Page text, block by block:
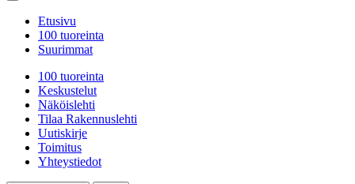
Etusivu
100 tuoreinta
Suurimmat
100 tuoreinta
Keskustelut
Näköislehti
Tilaa Rakennuslehti
Uutiskirje
Toimitus
Yhteystiedot